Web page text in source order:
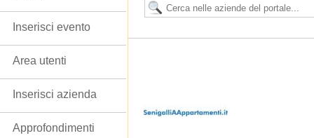
Inserisci evento
Area utenti
Inserisci azienda
Approfondimenti